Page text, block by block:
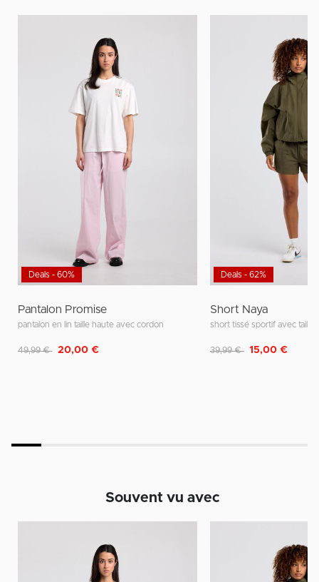
Deals - 60%
Pantalon Promise
pantalon en lin taille haute avec cordon
Remise de
49,99 € 20,00 €
Deals - 62%
Short Naya
short tissé sportif avec taille
Remise de
39,99 € 15,00 €
Souvent vu avec